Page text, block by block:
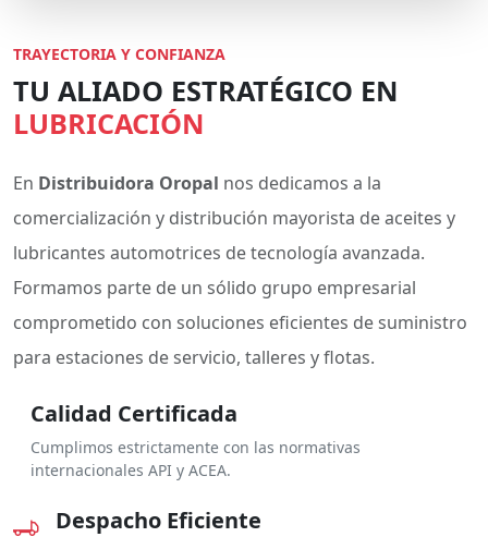
TRAYECTORIA Y CONFIANZA
TU ALIADO ESTRATÉGICO EN
LUBRICACIÓN
En Distribuidora Oropal nos dedicamos a la
comercialización y distribución mayorista de aceites y
lubricantes automotrices de tecnología avanzada.
Formamos parte de un sólido grupo empresarial
comprometido con soluciones eficientes de suministro
para estaciones de servicio, talleres y flotas.
Calidad Certificada
Cumplimos estrictamente con las normativas
internacionales API y ACEA.
Despacho Eficiente